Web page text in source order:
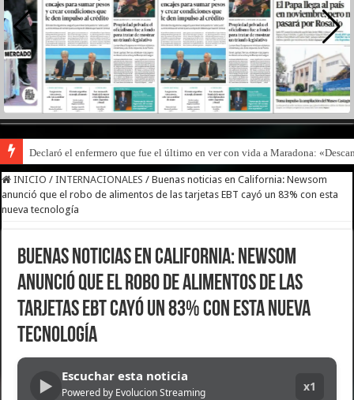
Declaró el enfermero que fue el último en ver con vida a Maradona:
Escala el conflicto universitario: los rectores piden a la Justicia que intime
INICIO / INTERNACIONALES / Buenas noticias en California: Newsom
anunció que el robo de alimentos de las tarjetas EBT cayó un 83% con esta
nueva tecnología
Buenas noticias en California: Newsom
anunció que el robo de alimentos de las
tarjetas EBT cayó un 83% con esta nueva
tecnología
▶ Escuchar esta noticia
Powered by Evolucion Streaming x1